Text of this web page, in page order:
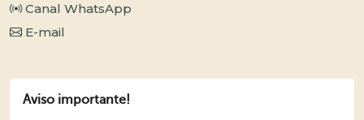
Canal WhatsApp
E-mail
Aviso importante!